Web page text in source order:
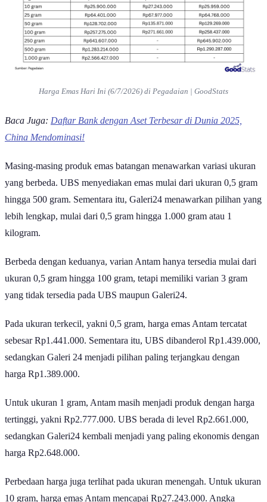
Harga Emas Hari Ini (6/7/2026) di Pegadaian | GoodStats
Baca Juga: Daftar Bank dengan Aset Terbesar di Dunia 2025,
China Mendominasi!
Masing-masing produk emas batangan menawarkan variasi ukuran
yang berbeda. UBS menyediakan emas mulai dari ukuran 0,5 gram
hingga 500 gram. Sementara itu, Galeri24 menawarkan pilihan yang
lebih lengkap, mulai dari 0,5 gram hingga 1.000 gram atau 1
kilogram.
Berbeda dengan keduanya, varian Antam hanya tersedia mulai dari
ukuran 0,5 gram hingga 100 gram, tetapi memiliki varian 3 gram
yang tidak tersedia pada UBS maupun Galeri24.
Pada ukuran terkecil, yakni 0,5 gram, harga emas Antam tercatat
sebesar Rp1.441.000. Sementara itu, UBS dibanderol Rp1.439.000,
sedangkan Galeri 24 menjadi pilihan paling terjangkau dengan
harga Rp1.389.000.
Untuk ukuran 1 gram, Antam masih menjadi produk dengan harga
tertinggi, yakni Rp2.777.000. UBS berada di level Rp2.661.000,
sedangkan Galeri24 kembali menjadi yang paling ekonomis dengan
harga Rp2.648.000.
Perbedaan harga juga terlihat pada ukuran menengah. Untuk ukuran
10 gram, harga emas Antam mencapai Rp27.243.000. Angka